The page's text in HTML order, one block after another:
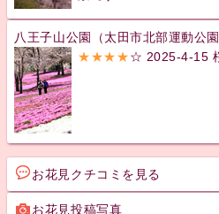
八王子山公園（太田市北部運動公園
★★★★☆ 2025-4-15
お花見クチコミを見る
お花見投稿写真